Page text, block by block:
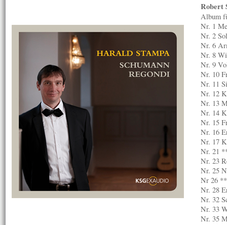
Robert
Album
Nr. 1
Nr. 2
Nr. 6
Nr. 8
Nr. 9
Nr. 10
Nr. 11
Nr. 12
Nr. 13
Nr. 14
Nr. 15
Nr. 16
Nr. 17
Nr. 21
Nr. 23
Nr. 25
Nr 26
Nr. 28
Nr. 32
Nr. 33
Nr. 35